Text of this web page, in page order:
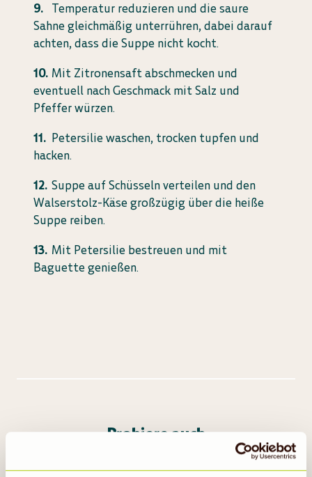
Temperatur reduzieren und die saure
Sahne gleichmäßig unterrühren, dabei darauf
achten, dass die Suppe nicht kocht.
Mit Zitronensaft abschmecken und
eventuell nach Geschmack mit Salz und
Pfeffer würzen.
Petersilie waschen, trocken tupfen und
hacken.
Suppe auf Schüsseln verteilen und den
Walserstolz-Käse großzügig über die heiße
Suppe reiben.
Mit Petersilie bestreuen und mit
Baguette genießen.
Probiere auch